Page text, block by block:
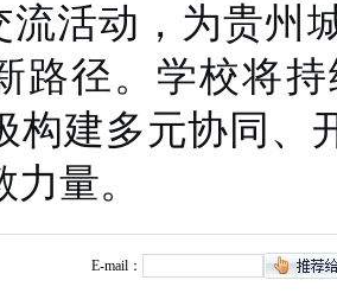
流活动，为贵州
路径。 学校将
构建多元协同、
量。
E-mail：